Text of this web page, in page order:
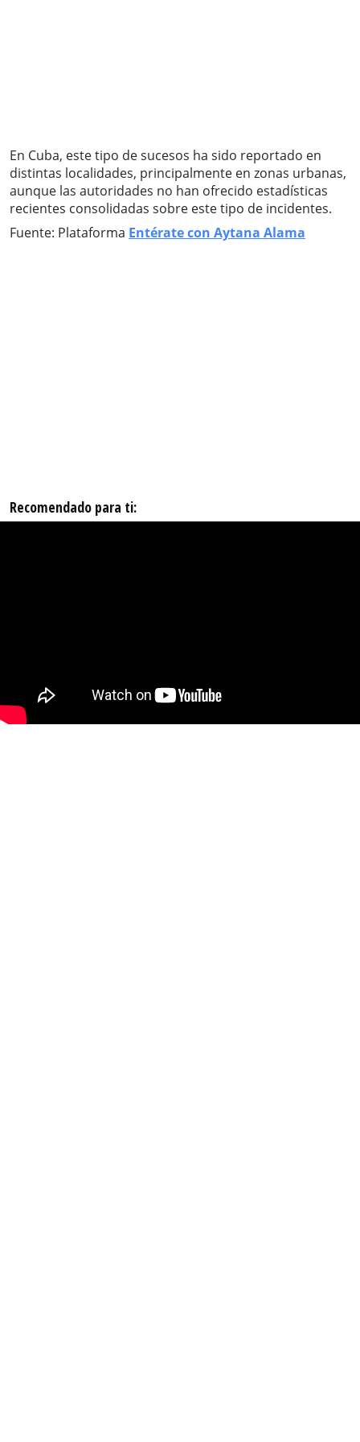
En Cuba, este tipo de sucesos ha sido reportado en
distintas localidades, principalmente en zonas urbanas,
aunque las autoridades no han ofrecido estadísticas
recientes consolidadas sobre este tipo de incidentes.
Fuente: Plataforma Entérate con Aytana Alama
Recomendado para ti: